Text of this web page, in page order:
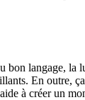
bon langage,
En outre,
à créer un